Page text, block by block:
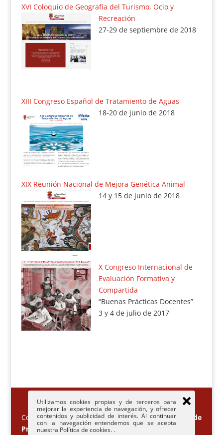
XVI Coloquio de Geografía del Turismo, Ocio y
Recreación
27-29 de septiembre de 2018
XIII Congreso Español de Tratamiento de Aguas
18-20 de junio de 2018
XIX Reunión Nacional de Mejora Genética Animal
14 y 15 de junio de 2018
X Congreso Internacional de
Evaluación Formativa y
Compartida
“Buenas Prácticas Docentes”
3 y 4 de julio de 2017
Congresos Universidad de León -Politica de
Privacidad-Política de Cookies
Utilizamos cookies propias y de terceros para
mejorar la experiencia de navegación, y ofrecer
contenidos y publicidad de interés. Al continuar
con la navegación entendemos que se acepta
nuestra Política de cookies. .